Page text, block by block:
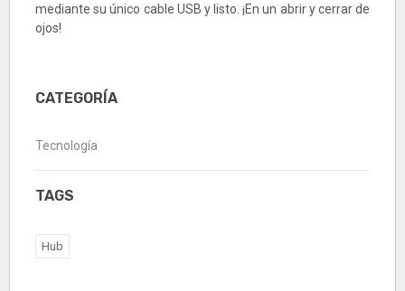
mediante su único cable USB y listo. ¡En un abrir y cerrar de
ojos!
CATEGORÍA
Tecnología
TAGS
Hub